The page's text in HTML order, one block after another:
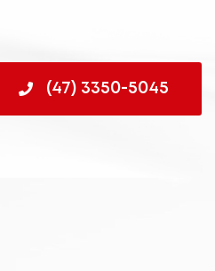
(47) 3350-5045